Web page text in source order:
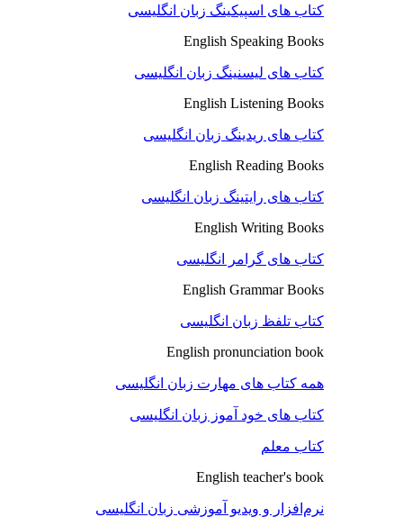
کتاب های اسپیکینگ زبان انگلیسی
English Speaking Books
کتاب های لیسنینگ زبان انگلیسی
English Listening Books
کتاب های ریدینگ زبان انگلیسی
English Reading Books
کتاب های رایتینگ زبان انگلیسی
English Writing Books
کتاب های گرامر انگلیسی
English Grammar Books
کتاب تلفظ زبان انگلیسی
English pronunciation book
همه کتاب های مهارت زبان انگلیسی
کتاب های خود آموز زبان انگلیسی
کتاب معلم
English teacher's book
نرم‌افزار و ویدیو آموزشی زبان انگلیسی